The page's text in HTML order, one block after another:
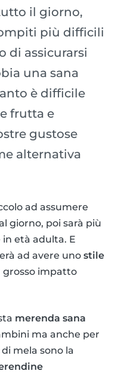
il giorno,
più difficili
di assicurarsi
una sana
è difficile
frutta e
gustose
alternativa
ad assumere
giorno, poi sarà più
età adulta. E
ad avere uno stile
grosso impatto
merenda sana
ma anche per
mela sono la